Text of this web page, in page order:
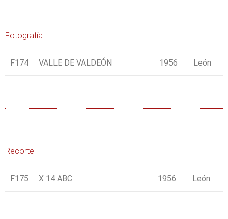
Fotografía
F174 VALLE DE VALDEÓN 1956 León
Recorte
F175 X 14 ABC 1956 León